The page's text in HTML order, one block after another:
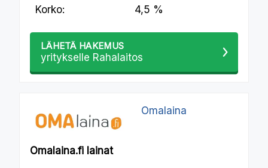
Korko: 4,5 %
LÄHETÄ HAKEMUS
yritykselle Rahalaitos
Omalaina
Omalaina.fi lainat